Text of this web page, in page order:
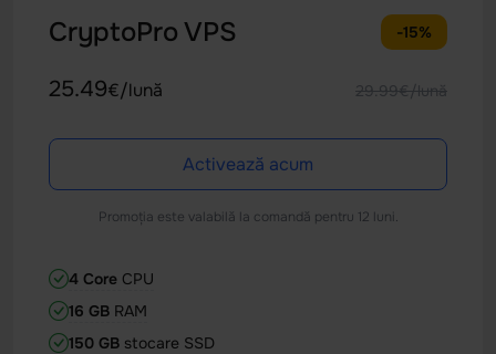
CryptoPro VPS -15%
25.49€/lună 29.99€/lună
Activează acum
Promoția este valabilă la comandă pentru 12 luni.
4 Core CPU
16 GB RAM
150 GB stocare SSD